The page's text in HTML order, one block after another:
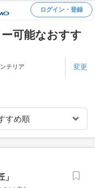
ログイン・登録
可能なおすす
テリア 変更